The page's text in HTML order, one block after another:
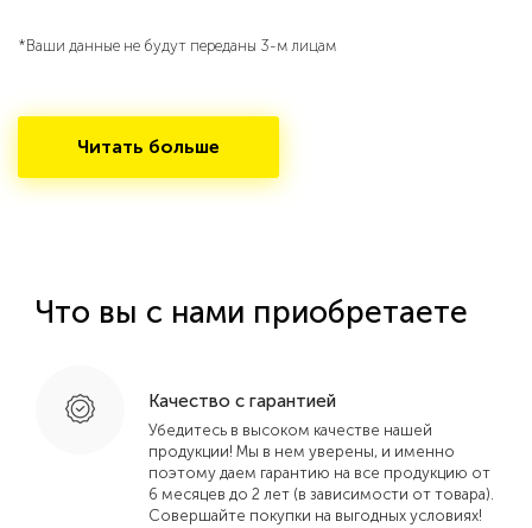
*Ваши данные не будут переданы 3-м лицам
Читать больше
Что вы с нами приобретаете
Качество с гарантией
Убедитесь в высоком качестве нашей
продукции! Мы в нем уверены, и именно
поэтому даем гарантию на все продукцию от
6 месяцев до 2 лет (в зависимости от товара).